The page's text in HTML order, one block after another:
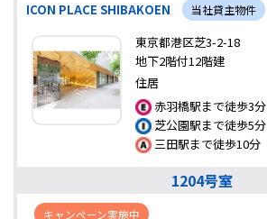
ICON PLACE SHIBAKOEN 当社貸主物件
東京都港区芝3-2-18
地下2階付12階建
住居
赤羽橋駅まで徒歩3分
芝公園駅まで徒歩5分
三田駅まで徒歩10分
1204号室
キャンペーン実施中